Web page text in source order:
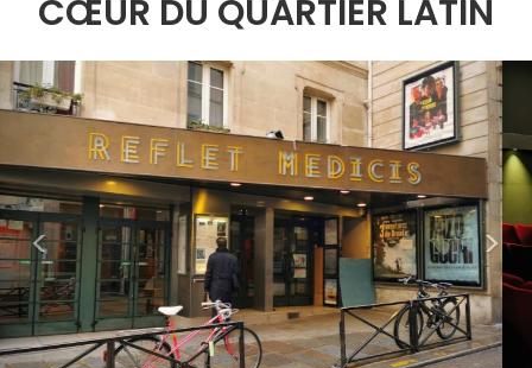
CŒUR DU QUARTIER LATIN
< >